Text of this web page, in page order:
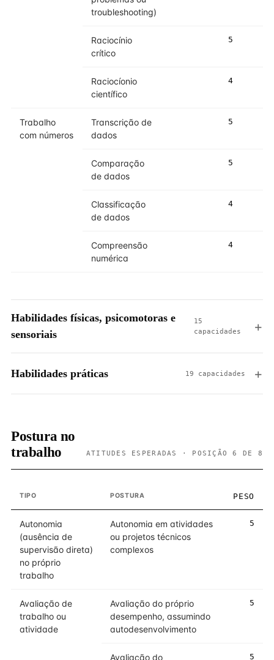
troubleshooting)
Raciocínio
crítico
5
Raciocíonio
científico
4
Trabalho
com números
Transcrição de
dados
5
Comparação
de dados
5
Classificação
de dados
4
Compreensão
numérica
4
Habilidades físicas, psicomotoras e
sensoriais
15
capacidades
Habilidades práticas 19 capacidades
Postura no
trabalho
ATITUDES ESPERADAS · POSIÇÃO 6 DE 8
TIPO POSTURA PESO
Autonomia
(ausência de
supervisão direta)
no próprio
trabalho
Autonomia em atividades
ou projetos técnicos
complexos
5
Avaliação de
trabalho ou
atividade
Avaliação do próprio
desempenho, assumindo
autodesenvolvimento
5
Avaliação do
5